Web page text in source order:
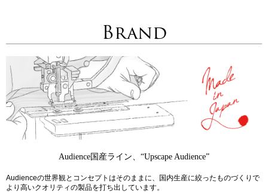
Brand
Audience国産ライン、“Upscape Audience”
Audienceの世界観とコンセプトはそのままに、国内生産に絞ったものづくりで
より高いクオリティの製品を打ち出しています。